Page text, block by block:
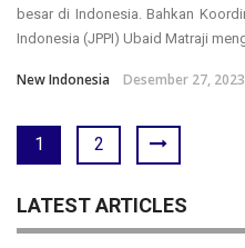
besar di Indonesia. Bahkan
Indonesia (JPPI) Ubaid Matraji
New Indonesia Desember 27, 2023
1 2
LATEST ARTICLES